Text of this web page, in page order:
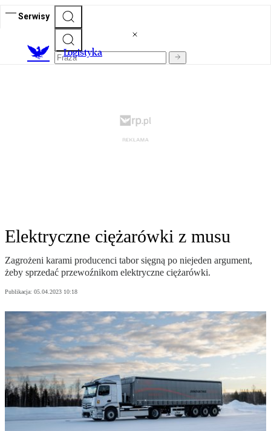
Serwisy
Logistyka
Elektryczne ciężarówki z musu
Zagrożeni karami producenci tabor sięgną po niejeden argument,
żeby sprzedać przewoźnikom elektryczne ciężarówki.
Publikacja: 05.04.2023 10:18